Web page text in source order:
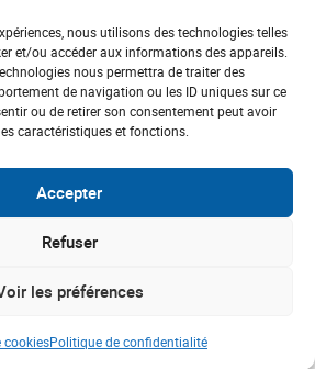
nous utilisons des technologies telles
et/ou accéder aux informations des appareils.
nous permettra de traiter des
de navigation ou les ID uniques sur ce
ou de retirer son consentement peut avoir
caractéristiques et fonctions.
Accepter
Refuser
les préférences
cookiesPolitique de confidentialité